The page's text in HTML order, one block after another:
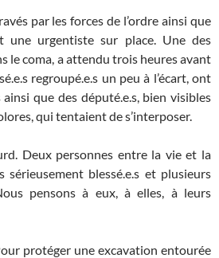
par les forces de l’ordre ainsi que
une urgentiste sur place. Une des
le coma, a attendu trois heures avant
regroupé.e.s un peu à l’écart, ont
que des député.e.s, bien visibles
qui tentaient de s’interposer.
Deux personnes entre la vie et la
sérieusement blessé.e.s et plusieurs
pensons à eux, à elles, à leurs
protéger une excavation entourée